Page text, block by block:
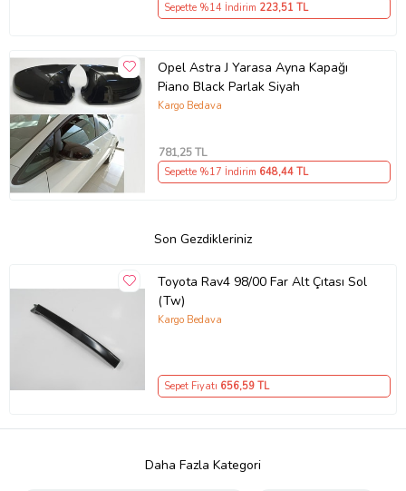
Sepette %14 İndirim 223,51 TL
Opel Astra J Yarasa Ayna Kapağı
Piano Black Parlak Siyah
Kargo Bedava
781,25 TL
Sepette %17 İndirim 648,44 TL
Son Gezdikleriniz
Toyota Rav4 98/00 Far Alt Çıtası Sol
(Tw)
Kargo Bedava
Sepet Fiyatı 656,59 TL
Daha Fazla Kategori